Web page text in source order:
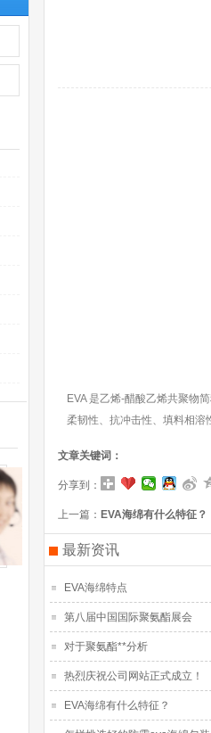
EVA 是乙烯-醋酸乙烯共聚物
柔韧性、抗冲击性、填料相溶
文章关键词：
分享到：
上一篇： EVA海绵有什么特征？
最新资讯
EVA海绵特点
第八届中国国际聚氨酯展会
对于聚氨酯**分析
热烈庆祝公司网站正式成立！
EVA海绵有什么特征？